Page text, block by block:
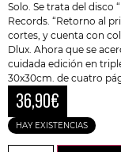
Solo. Se trata del disco
Records. “Retorno al
cortes, y cuenta con
Dlux. Ahora que se
cuidada edición en
30x30cm. de cuatro
36,90€
HAY EXISTENCIAS